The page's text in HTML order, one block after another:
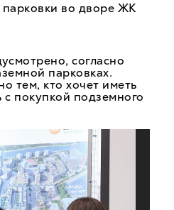
парковки во дворе ЖК
согласно
парковках.
тем, кто хочет иметь
с покупкой подземного